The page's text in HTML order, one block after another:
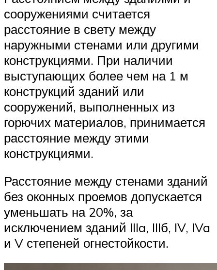
сооружениями считается
расстояние в свету между
наружными стенами или другими
конструкциями. При наличии
выступающих более чем на 1 м
конструкций зданий или
сооружений, выполненных из
горючих материалов, принимается
расстояние между этими
конструкциями.
Расстояние между стенами зданий
без оконных проемов допускается
уменьшать на 20%, за
исключением зданий IIIa, IIIб, IV, IVa
и V степеней огнестойкости.